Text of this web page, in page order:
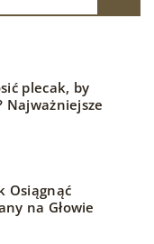
plecak, by
Najważniejsze
Osiągnąć
na Głowie